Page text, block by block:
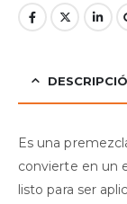
Es una
convierte en un
listo para ser